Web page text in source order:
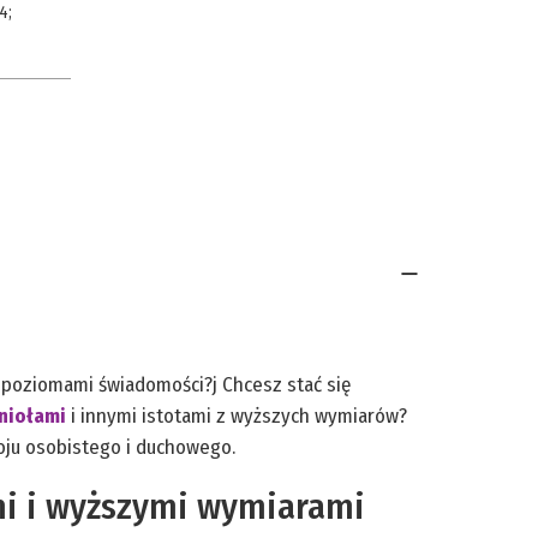
;
świadomości?j Chcesz stać się
i innymi istotami z wyższych wymiarów?
osobistego i duchowego.
i wyższymi wymiarami